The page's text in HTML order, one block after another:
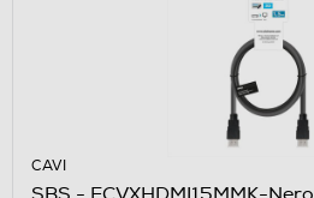
CAVI